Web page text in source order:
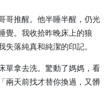
哥推醒。他半睡半醒，仍光
覺。我收拾昨晚床上的狼
失落純真和純潔的印記。
單拿去洗。驚動了媽媽，看
兩天前找才替你換過，又髒